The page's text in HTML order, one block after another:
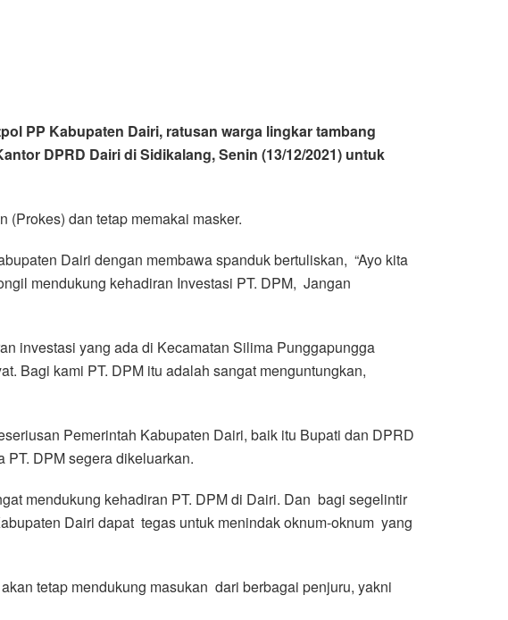
PP Kabupaten Dairi, ratusan warga lingkar tambang
DPRD Dairi di Sidikalang, Senin (13/12/2021) untuk
(Prokes) dan tetap memakai masker.
Dairi dengan membawa spanduk bertuliskan, “Ayo kita
mendukung kehadiran Investasi PT. DPM, Jangan
investasi yang ada di Kecamatan Silima Punggapungga
Bagi kami PT. DPM itu adalah sangat menguntungkan,
Pemerintah Kabupaten Dairi, baik itu Bupati dan DPRD
DPM segera dikeluarkan.
mendukung kehadiran PT. DPM di Dairi. Dan bagi segelintir
Dairi dapat tegas untuk menindak oknum-oknum yang
tetap mendukung masukan dari berbagai penjuru, yakni